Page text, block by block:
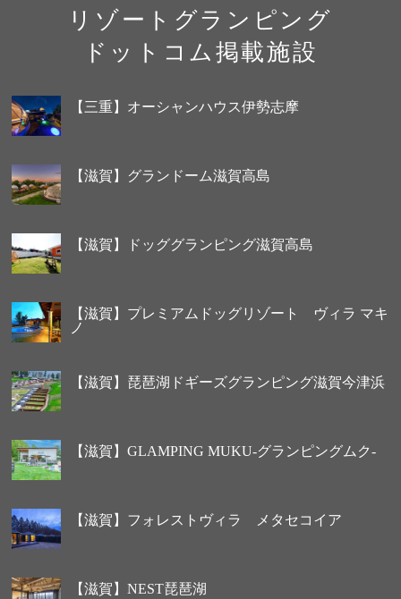
リゾートグランピング
ドットコム掲載施設
【三重】オーシャンハウス伊勢志摩
【滋賀】グランドーム滋賀高島
【滋賀】ドッググランピング滋賀高島
【滋賀】プレミアムドッグリゾート ヴィラ マキ
ノ
【滋賀】琵琶湖ドギーズグランピング滋賀今津浜
【滋賀】GLAMPING MUKU-グランピングムク-
【滋賀】フォレストヴィラ メタセコイア
【滋賀】NEST琵琶湖